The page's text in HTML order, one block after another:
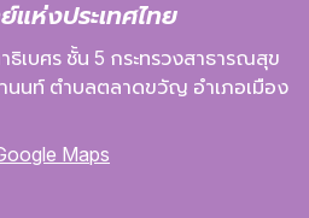
ห่งประเทศไทย
ธิเบศร ชั้น 5 กระทรวงสาธารณสุข
นนท์ ตำบลตลาดขวัญ อำเภอเมือง
Maps